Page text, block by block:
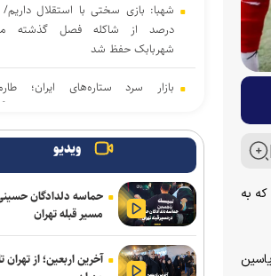
به
درصد از شاکله فصل گذشته
شهربابک حفظ شد
بازار سرد ستاره‌های ایران؛
جهانبخش و رضاییان بدون پیشنهاد بزرگ
دنیامالی به دعوت رسمی وزیر
جدایی قطعی رضاییان از استقلال +
آراسته و کومار به نساجی پیوستند
ویدیو
حماسه دلدادگان
مسیر قبله تهران
آخرین اربعین؛ از تهران